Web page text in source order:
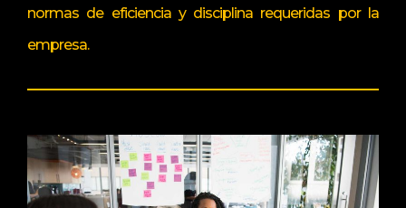
normas de eficiencia y disciplina requeridas por la
empresa.